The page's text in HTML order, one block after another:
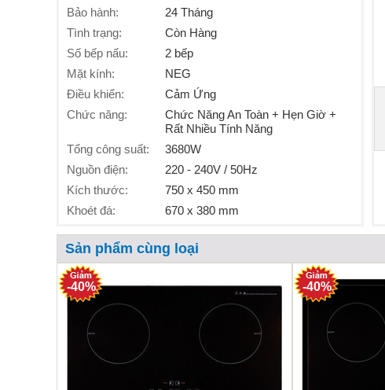
Bảo hành:
24 Tháng
Tình trạng:
Còn Hàng
Số bếp nấu:
2 bếp
Mặt kính:
NEG
Điều khiển:
Cảm Ứng
Chức năng:
Chức Năng An Toàn + Hẹn Giờ +
Rất Nhiều Tính Năng
Tổng công suất:
3680W
Nguồn điện:
220 - 240V / 50Hz
Kích thước:
750 x 450 mm
Khoét đá:
670 x 380 mm
Sản phẩm cùng loại
-40% -40%